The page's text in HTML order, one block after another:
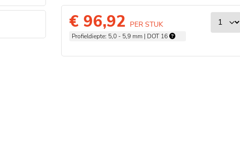
€ 96,92 PER STUK
Profieldiepte: 5,0 - 5,9 mm | DOT 16